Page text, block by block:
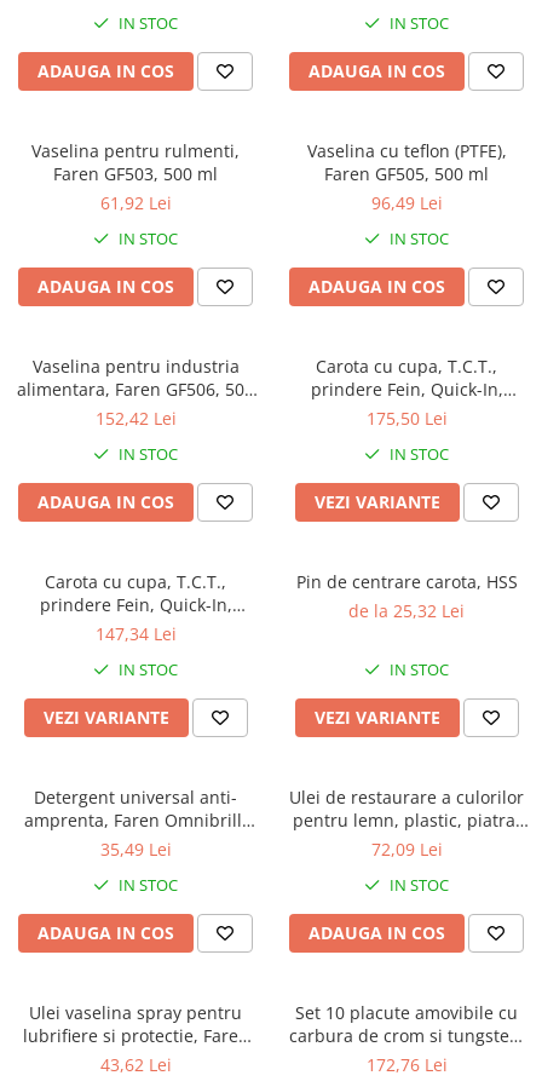
IN STOC
ADAUGA IN COS
IN STOC
ADAUGA IN COS
Vaselina pentru rulmenti,
Faren GF503, 500 ml
61,92 Lei
IN STOC
ADAUGA IN COS
Vaselina cu teflon (PTFE),
Faren GF505, 500 ml
96,49 Lei
IN STOC
ADAUGA IN COS
Vaselina pentru industria
alimentara, Faren GF506, 500
ml
152,42 Lei
IN STOC
ADAUGA IN COS
Carota cu cupa, T.C.T.,
prindere Fein, Quick-In,
adancime 50 mm, Crad RO
175,50 Lei
IN STOC
VEZI VARIANTE
Carota cu cupa, T.C.T.,
prindere Fein, Quick-In,
adancime 35 mm
147,34 Lei
IN STOC
VEZI VARIANTE
Pin de centrare carota, HSS
de la 25,32 Lei
IN STOC
VEZI VARIANTE
Detergent universal anti-
amprenta, Faren Omnibrill,
750 ml
35,49 Lei
IN STOC
ADAUGA IN COS
Ulei de restaurare a culorilor
pentru lemn, plastic, piatra,
metal, Faren Miracoat, 500ml
72,09 Lei
IN STOC
ADAUGA IN COS
Ulei vaselina spray pentru
lubrifiere si protectie, Faren
F73, 400 ml
43,62 Lei
Set 10 placute amovibile cu
carbura de crom si tungsten,
2 muchii taietoare, 24 x 12 x
172,76 Lei